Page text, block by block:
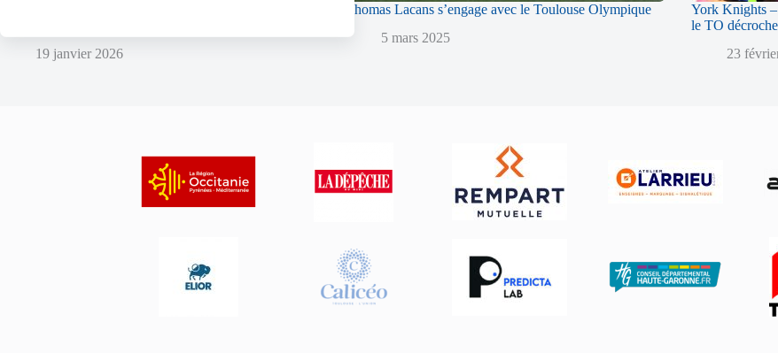
19 janvier 2026
Thomas Lacans s’engage avec le Toulouse Olympique
5 mars 2025
York Knights
le TO
23